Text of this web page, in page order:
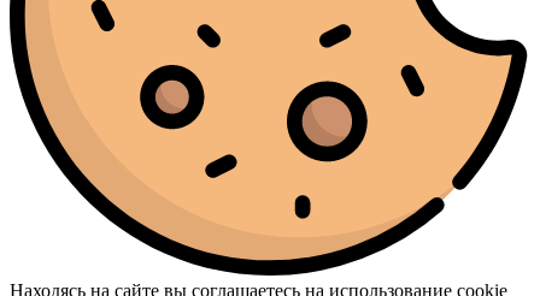
Находясь на сайте вы соглашаетесь на использование cookie